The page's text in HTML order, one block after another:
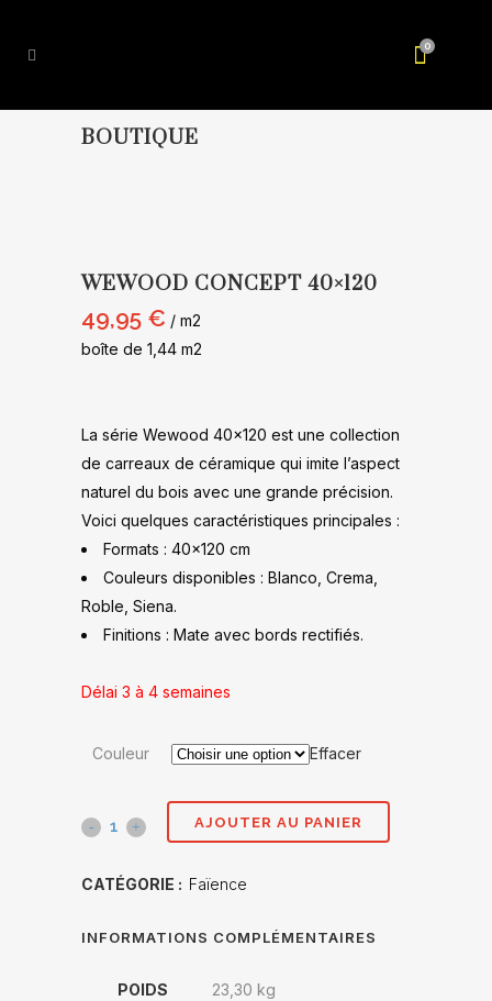
0
BOUTIQUE
WEWOOD CONCEPT 40×120
49,95 € / m2
boîte de 1,44 m2
La série Wewood 40×120 est une collection
de carreaux de céramique qui imite l’aspect
naturel du bois avec une grande précision.
Voici quelques caractéristiques principales :
Formats : 40×120 cm
Couleurs disponibles : Blanco, Crema,
Roble, Siena.
Finitions : Mate avec bords rectifiés.
Délai 3 à 4 semaines
Couleur Effacer
Wewood
quantité(s)
AJOUTER AU PANIER
CATÉGORIE : Faïence
INFORMATIONS COMPLÉMENTAIRES
POIDS 23,30 kg